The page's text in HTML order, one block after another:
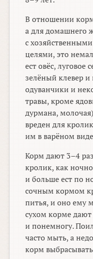
В отношении
а для домашнего
с
целями, это
ест овёс, луговое
зелёный клевер
одуванчики и
травы, кроме
дурмана,
вреден для
им в варёном
Корм дают 3–4
кролик, как
и больше ест по
сочным кормом
питья, и оно ему
сухом корме дают
и понемногу.
часто мыть, а
корм